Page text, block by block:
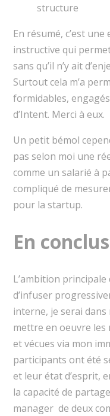
structure
En résumé, c’est
instructive qui
sans qu’il n’y ait
Surtout cela m’a
formidables, engagés
d’Intent. Merci à eux.
Un petit bémol
pas selon moi une
comme un salarié à
compliqué de
pour la startup.
En
L’ambition
d’infuser
interne, je serai
mettre en oeuvre les
et vécues via mon
participants ont été
et leur état d’esprit,
la capacité de
manager de deux